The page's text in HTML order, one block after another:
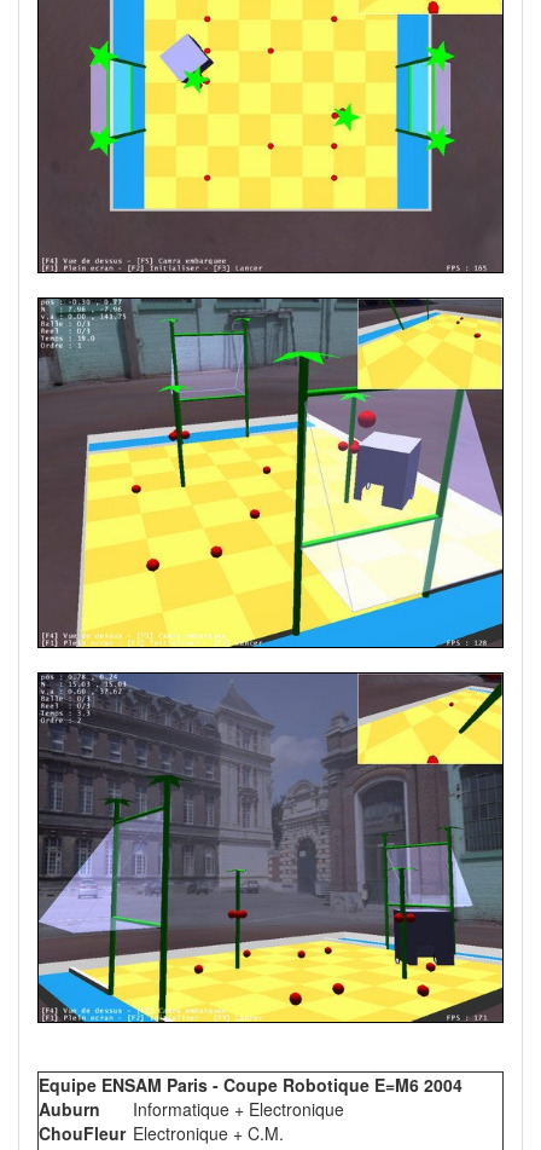
Equipe ENSAM Paris - Coupe Robotique E=M6 2004
Auburn
Informatique + Electronique
ChouFleur Electronique + C.M.